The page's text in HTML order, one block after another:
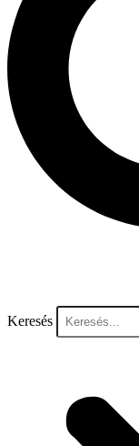
Keresés